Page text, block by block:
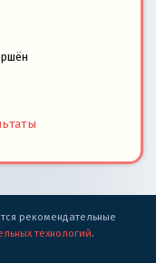
рекомендательные
технологий.